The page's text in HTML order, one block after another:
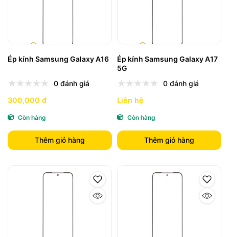
Ép kính Samsung Galaxy A16
0 đánh giá
300,000 đ
Còn hàng
Thêm giỏ hàng
Ép kính Samsung Galaxy A17
5G
0 đánh giá
Liên hệ
Còn hàng
Thêm giỏ hàng